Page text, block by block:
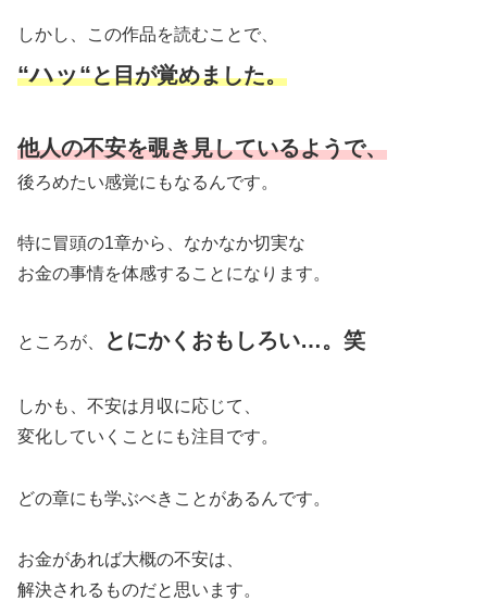
しかし、この作品を読むことで、
“ハッ“と目が覚めました。
他人の不安を覗き見しているようで、
後ろめたい感覚にもなるんです。
特に冒頭の1章から、なかなか切実な
お金の事情を体感することになります。
ところが、 とにかくおもしろい…。笑
しかも、不安は月収に応じて、
変化していくことにも注目です。
どの章にも学ぶべきことがあるんです。
お金があれば大概の不安は、
解決されるものだと思います。